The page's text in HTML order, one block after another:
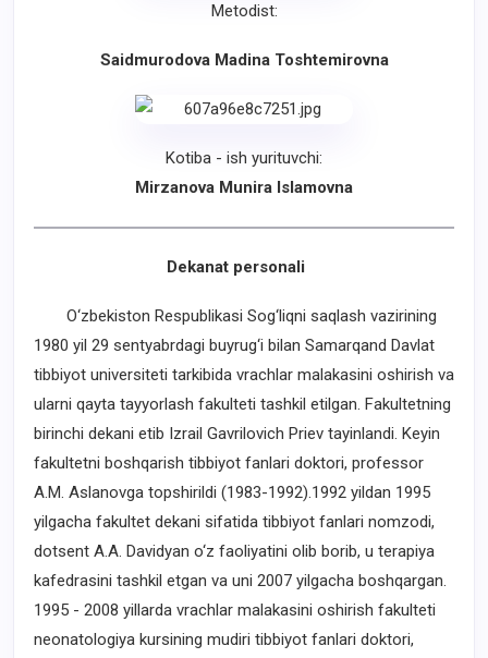
Metodist:
Saidmurodova Madina Toshtemirovna
Kotiba - ish yurituvchi:
Mirzanova Munira Islamovna
Dekanat personali
O‘zbekiston Respublikasi Sog‘liqni saqlash vazirining
1980 yil 29 sentyabrdagi buyrug‘i bilan Samarqand Davlat
tibbiyot universiteti tarkibida vrachlar malakasini oshirish va
ularni qayta tayyorlash fakulteti tashkil etilgan. Fakultetning
birinchi dekani etib Izrail Gavrilovich Priev tayinlandi. Keyin
fakultetni boshqarish tibbiyot fanlari doktori, professor
A.M. Aslanovga topshirildi (1983-1992).1992 yildan 1995
yilgacha fakultet dekani sifatida tibbiyot fanlari nomzodi,
dotsent A.A. Davidyan o‘z faoliyatini olib borib, u terapiya
kafedrasini tashkil etgan va uni 2007 yilgacha boshqargan.
1995 - 2008 yillarda vrachlar malakasini oshirish fakulteti
neonatologiya kursining mudiri tibbiyot fanlari doktori,